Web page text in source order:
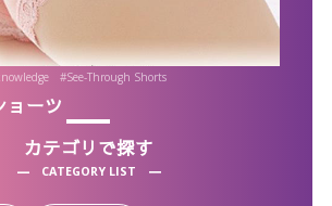
#See-Through Shorts
ョーツ
カテゴリで探す
CATEGORY LIST